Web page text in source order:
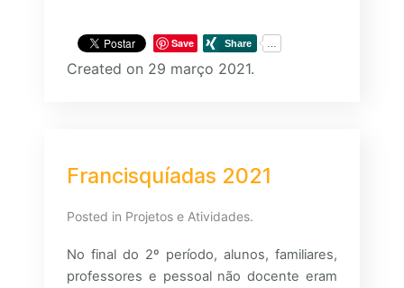
Save
Created on 29 março 2021.
Francisquíadas 2021
Posted in Projetos e Atividades.
No final do 2º período, alunos, familiares,
professores e pessoal não docente eram